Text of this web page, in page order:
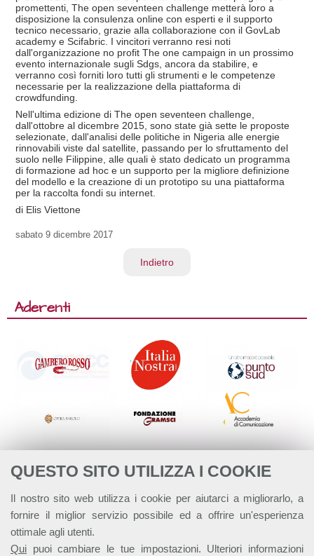
QUESTO SITO UTILIZZA I COOKIE
Il nostro sito web utilizza i cookie per aiutarci a migliorarlo, a
fornire il miglior servizio possibile ed a offrire un'esperienza
ottimale agli utenti.
Qui puoi cambiare le tue impostazioni. Ulteriori informazioni
promettenti, The open seventeen challenge metterà loro a
disposizione la consulenza online con esperti e il supporto
tecnico necessario, grazie alla collaborazione con il GovLab
academy e Scifabric. I vincitori verranno resi noti
dall'organizzazione no profit The one campaign in un prossimo
evento internazionale sugli Sdgs, ancora da stabilire, e
verranno così forniti loro tutti gli strumenti e le competenze
necessarie per la realizzazione della piattaforma di
crowdfunding.
Nell'ultima edizione di The open seventeen challenge,
dall'ottobre al dicembre 2015, sono state già sette le proposte
selezionate, dall'analisi delle politiche in Nigeria alle energie
rinnovabili viste dal satellite, passando per lo sfruttamento del
suolo nelle Filippine, alle quali è stato dedicato un programma
di formazione ad hoc e un supporto per la migliore definizione
del modello e la creazione di un prototipo su una piattaforma
per la raccolta fondi su internet.
di Elis Viettone
sabato 9 dicembre 2017
Indietro
Aderenti